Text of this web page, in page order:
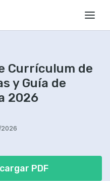
Currículum de
y Guía de
2026
2026
PDF